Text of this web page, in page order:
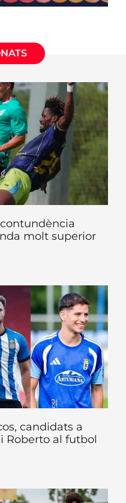
molt superior
candidats a
Roberto al futbol